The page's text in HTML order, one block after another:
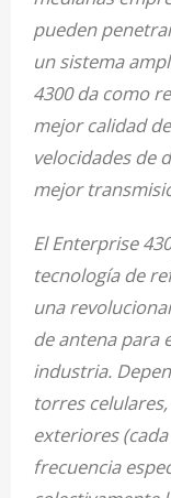
pueden
un sistema
4300 da como
mejor calidad
velocidades de
mejor
El Enterprise
tecnología de
una
de antena para
industria.
torres
exteriores
frecuencia